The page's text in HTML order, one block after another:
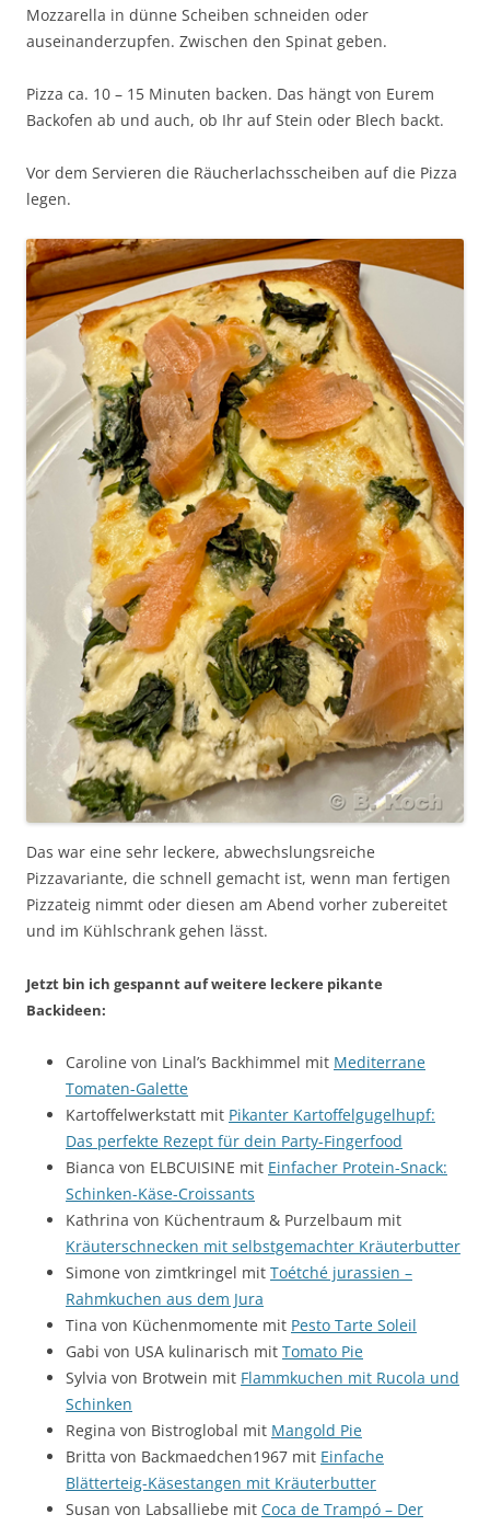
Mozzarella in dünne Scheiben schneiden oder
auseinanderzupfen. Zwischen den Spinat geben.
Pizza ca. 10 – 15 Minuten backen. Das hängt von Eurem
Backofen ab und auch, ob Ihr auf Stein oder Blech backt.
Vor dem Servieren die Räucherlachsscheiben auf die Pizza
legen.
Das war eine sehr leckere, abwechslungsreiche
Pizzavariante, die schnell gemacht ist, wenn man fertigen
Pizzateig nimmt oder diesen am Abend vorher zubereitet
und im Kühlschrank gehen lässt.
Jetzt bin ich gespannt auf weitere leckere pikante
Backideen:
Caroline von Linal’s Backhimmel mit Mediterrane
Tomaten-Galette
Kartoffelwerkstatt mit Pikanter Kartoffelgugelhupf:
Das perfekte Rezept für dein Party-Fingerfood
Bianca von ELBCUISINE mit Einfacher Protein-Snack:
Schinken-Käse-Croissants
Kathrina von Küchentraum & Purzelbaum mit
Kräuterschnecken mit selbstgemachter Kräuterbutter
Simone von zimtkringel mit Toétché jurassien –
Rahmkuchen aus dem Jura
Tina von Küchenmomente mit Pesto Tarte Soleil
Gabi von USA kulinarisch mit Tomato Pie
Sylvia von Brotwein mit Flammkuchen mit Rucola und
Schinken
Regina von Bistroglobal mit Mangold Pie
Britta von Backmaedchen1967 mit Einfache
Blätterteig-Käsestangen mit Kräuterbutter
Susan von Labsalliebe mit Coca de Trampó – Der